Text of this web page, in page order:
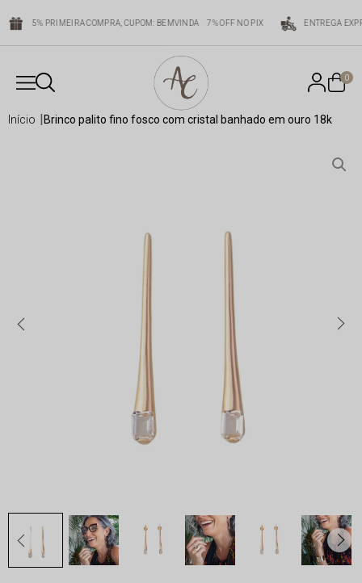
5% PRIMEIRA COMPRA, CUPOM: BEMVINDA 7% OFF NO PIX ENTREGA
0
início brinco palito fino fosco com cristal banhado em ouro 18k